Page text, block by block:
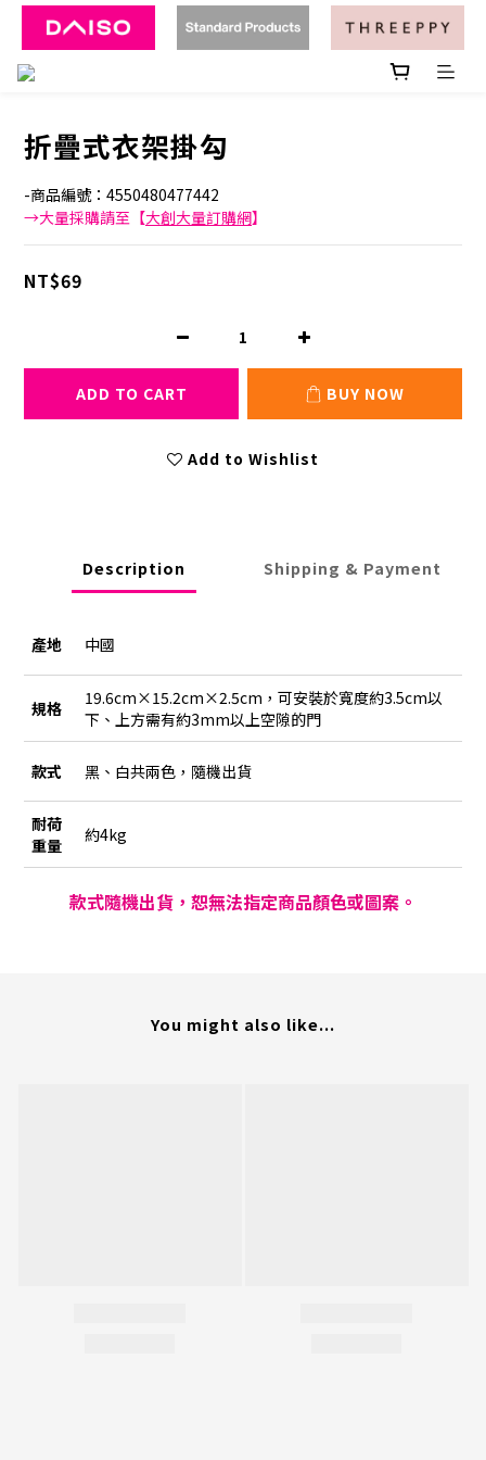
折疊式衣架掛勾
-商品編號：4550480477442
→大量採購請至【大創大量訂購網】
NT$69
ADD TO CART BUY NOW
Add to Wishlist
Description Shipping & Payment
產地 中國
規格
19.6cm×15.2cm×2.5cm，可安裝於寬度約3.5cm以
下、上方需有約3mm以上空隙的門
款式 黑、白共兩色，隨機出貨
耐荷
重量
約4kg
款式隨機出貨，恕無法指定商品顏色或圖案。
You might also like...